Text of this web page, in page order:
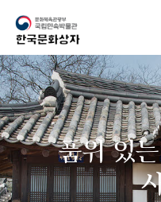
품위 있